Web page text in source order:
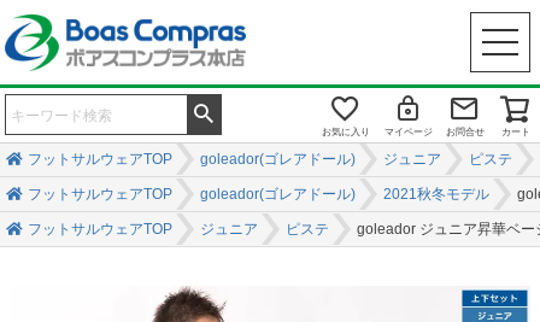
お気に入り マイページ お問合せ カート
フットサルウェアTOP goleador(ゴレアドール) ジュニア ピステ
フットサルウェアTOP goleador(ゴレアドール) 2021秋冬モデル
フットサルウェアTOP ジュニア ピステ goleador ジュニア昇華ベー